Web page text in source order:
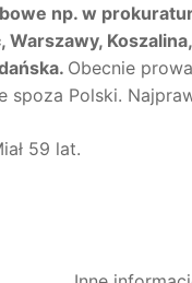
np. w
Obecnie
spoza Polski.
59 lat.